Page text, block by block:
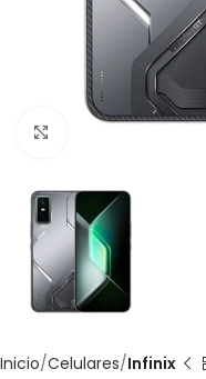
Inicio Celulares Infinix